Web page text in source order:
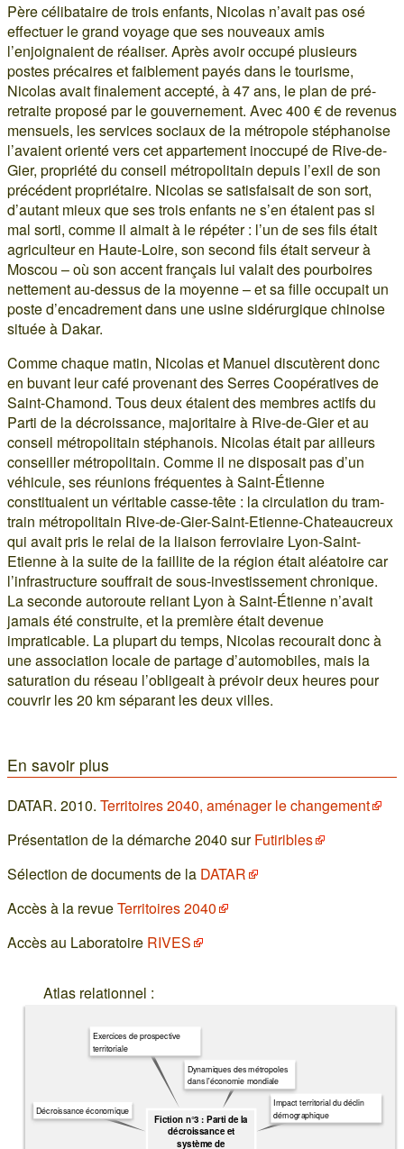
Père célibataire de trois enfants, Nicolas n’avait pas osé
effectuer le grand voyage que ses nouveaux amis
l’enjoignaient de réaliser. Après avoir occupé plusieurs
postes précaires et faiblement payés dans le tourisme,
Nicolas avait finalement accepté, à 47 ans, le plan de pré-
retraite proposé par le gouvernement. Avec 400 € de revenus
mensuels, les services sociaux de la métropole stéphanoise
l’avaient orienté vers cet appartement inoccupé de Rive-de-
Gier, propriété du conseil métropolitain depuis l’exil de son
précédent propriétaire. Nicolas se satisfaisait de son sort,
d’autant mieux que ses trois enfants ne s’en étaient pas si
mal sorti, comme il aimait à le répéter : l’un de ses fils était
agriculteur en Haute-Loire, son second fils était serveur à
Moscou – où son accent français lui valait des pourboires
nettement au-dessus de la moyenne – et sa fille occupait un
poste d’encadrement dans une usine sidérurgique chinoise
située à Dakar.
Comme chaque matin, Nicolas et Manuel discutèrent donc
en buvant leur café provenant des Serres Coopératives de
Saint-Chamond. Tous deux étaient des membres actifs du
Parti de la décroissance, majoritaire à Rive-de-Gier et au
conseil métropolitain stéphanois. Nicolas était par ailleurs
conseiller métropolitain. Comme il ne disposait pas d’un
véhicule, ses réunions fréquentes à Saint-Étienne
constituaient un véritable casse-tête : la circulation du tram-
train métropolitain Rive-de-Gier-Saint-Etienne-Chateaucreux
qui avait pris le relai de la liaison ferroviaire Lyon-Saint-
Etienne à la suite de la faillite de la région était aléatoire car
l’infrastructure souffrait de sous-investissement chronique.
La seconde autoroute reliant Lyon à Saint-Étienne n’avait
jamais été construite, et la première était devenue
impraticable. La plupart du temps, Nicolas recourait donc à
une association locale de partage d’automobiles, mais la
saturation du réseau l’obligeait à prévoir deux heures pour
couvrir les 20 km séparant les deux villes.
En savoir plus
DATAR. 2010. Territoires 2040, aménager le changement
Présentation de la démarche 2040 surFutiribles
Sélection de documents de la DATAR
Accès à la revueTerritoires 2040
Accès au Laboratoire RIVES
Atlas relationnel :
Fiction n°3 : Parti de la
décroissance et
système de
Impact territorial du déclin
démographique
Dynamiques des métropoles
dans l'économie mondiale
Exercices de prospective
territoriale
Décroissance économique